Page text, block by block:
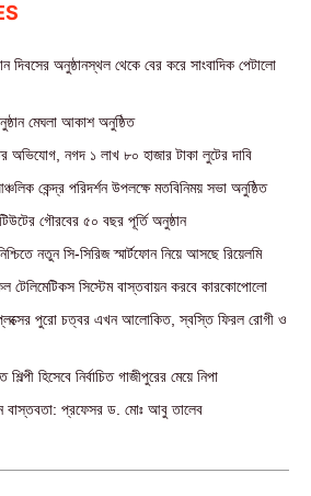
অনুষ্ঠানস্থল থেকে বের করে সাংবাদিক পেটালো
মেঘলা আকাশ অনুষ্ঠিত
অভিযোগ, নগদ ১ লাখ ৮০ হাজার টাকা লুটের দাবি
কেন্দ্র পরিদর্শন উপলক্ষে মতবিনিময় সভা অনুষ্ঠিত
গৌরবের ৫০ বছর পূর্তি অনুষ্ঠান
নতুন সি-সিরিজ স্মার্টফোন নিয়ে আসছে রিয়েলমি
টেলিমেটিকস সিস্টেম বাস্তবায়ন করবে কারকোপোলো
পুরো চত্বর এখন আলোকিত, স্বস্তি ফিরল রোগী ও
হিসেবে নির্বাচিত গাজীপুরের মেয়ে নিপা
বাস্তবতা: প্রফেসর ড. মোঃ আবু তালেব